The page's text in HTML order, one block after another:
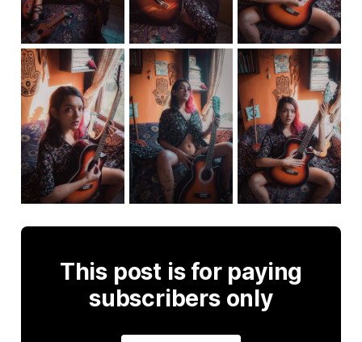
This post is for paying
subscribers only